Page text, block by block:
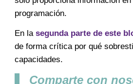
programación.
En la segunda parte de este
de forma crítica por qué
capacidades.
Comparte con